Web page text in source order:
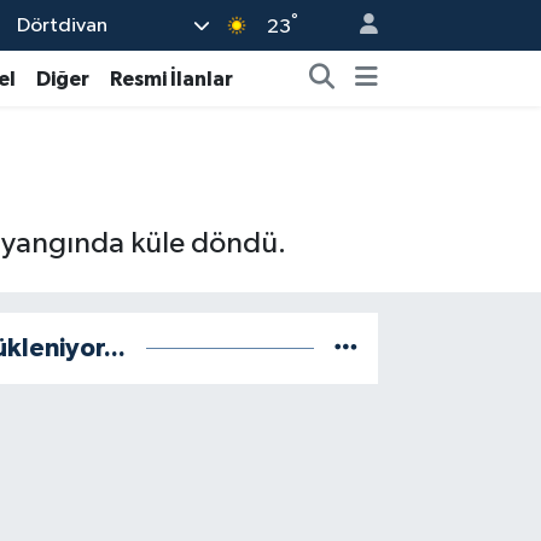
Dörtdivan 23°
Diğer Resmi İlanlar
yangında küle döndü.